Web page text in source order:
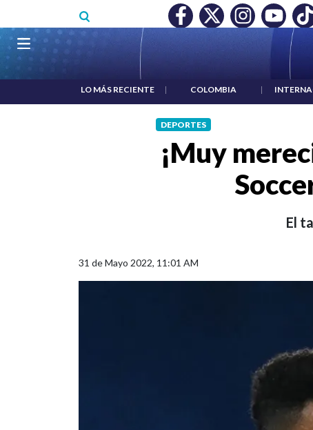
MÍNIMO NO DESTRUYÓ EMPLEO: JP MORGAN | "HABLAR NO
Navegación principal
LO MÁS RECIENTE | COLOMBIA |
DEPORTES
¡Muy
El
31 de Mayo 2022, 11:01 AM